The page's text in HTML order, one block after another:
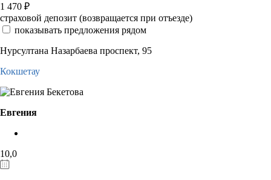
1 470 ₽
страховой депозит (возвращается при отъезде)
показывать предложения рядом
Нурсултана Назарбаева проспект, 95
Кокшетау
Евгения
10,0